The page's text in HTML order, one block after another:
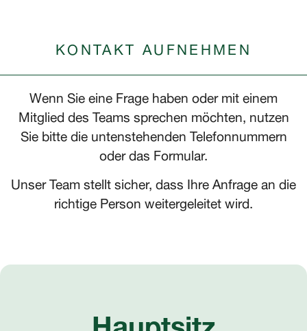
KONTAKT AUFNEHMEN
Wenn Sie eine Frage haben oder mit einem
Mitglied des Teams sprechen möchten, nutzen
Sie bitte die untenstehenden Telefonnummern
oder das Formular.
Unser Team stellt sicher, dass Ihre Anfrage an die
richtige Person weitergeleitet wird.